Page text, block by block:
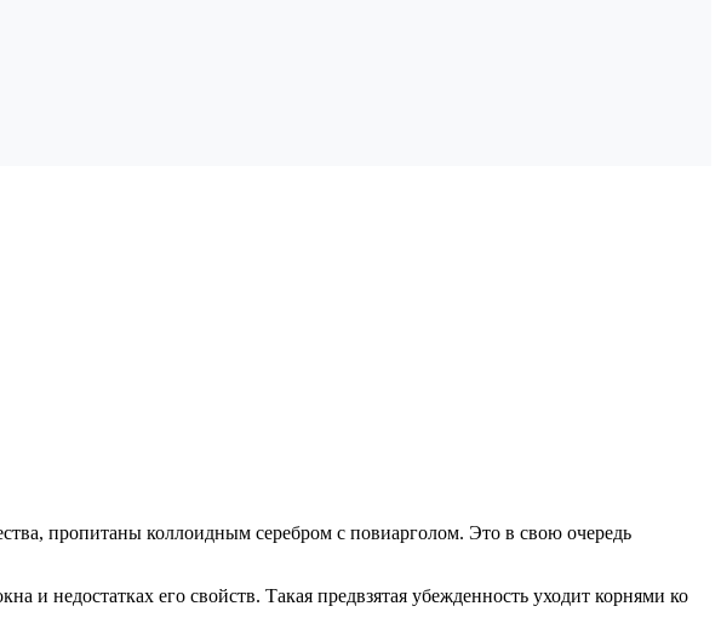
пропитаны коллоидным серебром с повиарголом. Это в свою очередь
недостатках его свойств. Такая предвзятая убежденность уходит корнями ко